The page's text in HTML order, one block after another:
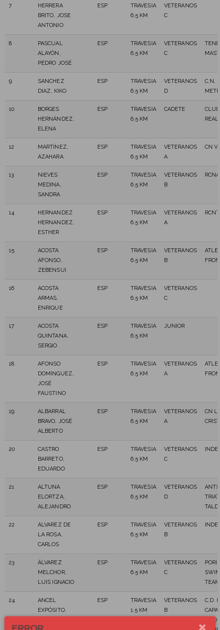
7
HERRERA
BRITO, JOSE
ANTONIO
ESP
TRAVESIA
6.5 KM
VETERANOS
C
8
PASCUAL
ALAYÓN,
PEDRO JOSÉ
ESP
TRAVESIA
6.5 KM
VETERANOS
C
9
SANCHEZ
DIAZ, KIKO
ESP
TRAVESIA
6.5 KM
VETERANOS
D
C.N.
10
BORGES
HERNÁNDEZ,
ELENA
ESP
TRAVESIA
6.5 KM
CADETE
12
MARTÍNEZ,
AZAHARA
ESP
TRAVESIA
6.5 KM
VETERANOS
A
CN
13
NIEVES
MEDINA,
SANDRA
ESP
TRAVESIA
6.5 KM
VETERANOS
B
RCNA
14
HERNANDEZ
HERNANDEZ,
ESTHER
ESP
TRAVESIA
6.5 KM
VETERANOS
A
RCNT
15
ACOSTA
AFONSO,
ZEBENSUI
ESP
TRAVESIA
6.5 KM
VETERANOS
B
16
ACOSTA
ARMAS,
ENRIQUE
ESP
TRAVESIA
6.5 KM
VETERANOS
C
17
ACOSTA
QUINTANA,
SERGIO
ESP
TRAVESIA
6.5 KM
JUNIOR
18
AFONSO
DOMINGUEZ,
JOSÉ
FAUSTINO
ESP
TRAVESIA
6.5 KM
VETERANOS
A
19
ALBARRAL
BRAVO, JOSÉ
ALBERTO
ESP
TRAVESIA
6.5 KM
VETERANOS
A
CN
20
CASTRO
BARRETO,
EDUARDO
ESP
TRAVESIA
6.5 KM
VETERANOS
C
21
ALTUNA
ELORTZA,
ALEJANDRO
ESP
TRAVESIA
6.5 KM
VETERANOS
D
22
ALVAREZ DE
LA ROSA,
CARLOS
ESP
TRAVESIA
6.5 KM
VETERANOS
B
23
ÁLVAREZ
MELCHOR,
LUIS IGNACIO
ESP
TRAVESIA
6.5 KM
VETERANOS
C
TEAM
24
ANCEL
EXPÓSITO,
ESP
TRAVESIA
1.5 KM
VETERANOS
B
C.D.
CAPA
ERROR